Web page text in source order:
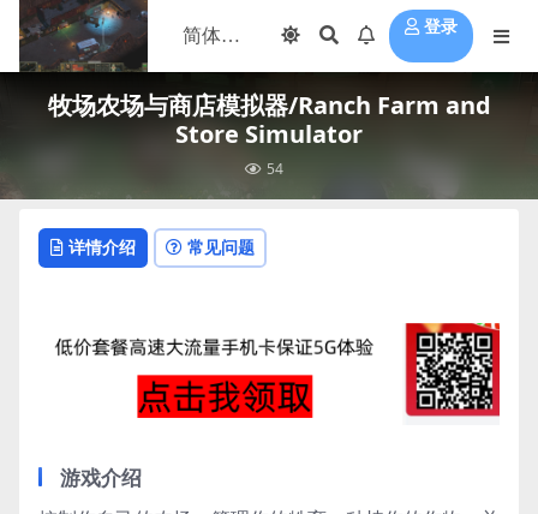
登录
牧场农场与商店模拟器/Ranch Farm and
Store Simulator
54
详情介绍 常见问题
游戏介绍